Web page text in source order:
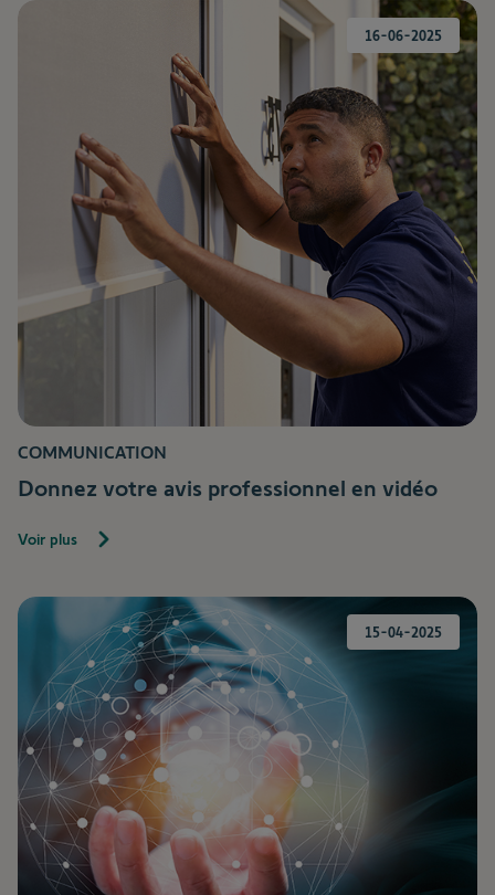
16-06-2025
COMMUNICATION
Donnez votre avis professionnel en vidéo
Voir plus
15-04-2025